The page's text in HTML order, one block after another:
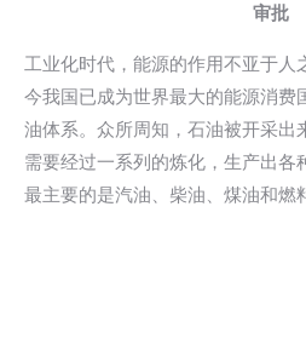
审批
工业化时代，能源的作用不亚于人
今我国已成为世界最大的能源消费
油体系。众所周知，石油被开采出
需要经过一系列的炼化，生产出各
最主要的是汽油、柴油、煤油和燃